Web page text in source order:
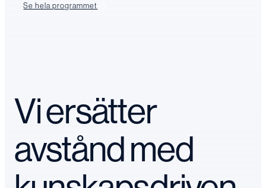
Se hela programmet
Vi ersätter
avstånd med